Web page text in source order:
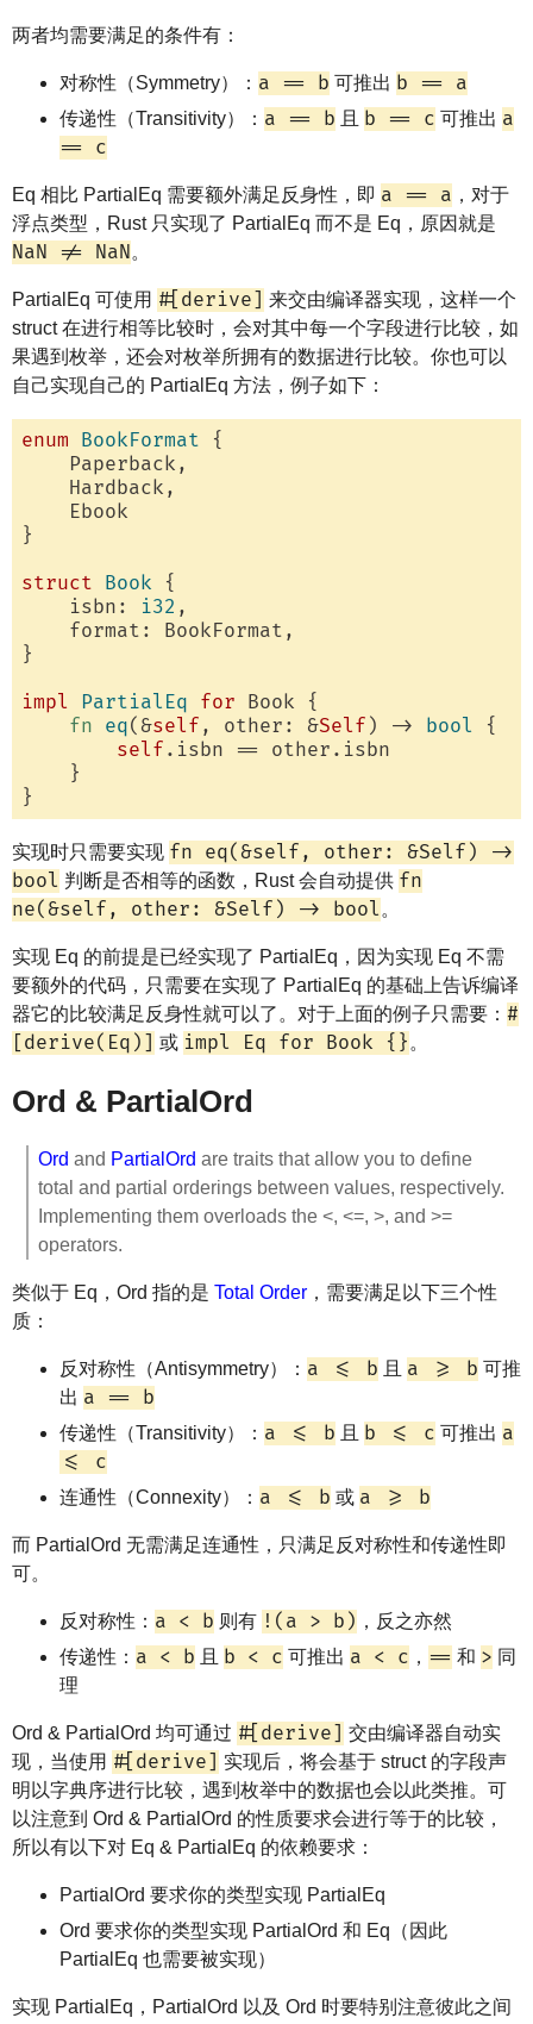
两者均需要满足的条件有：
对称性（Symmetry）： a == b 可推出 b == a
传递性（Transitivity）： a == b 且 b == c 可推出 a
== c
Eq 相比 PartialEq 需要额外满足反身性，即 a == a ，对于
浮点类型，Rust 只实现了 PartialEq 而不是 Eq，原因就是
NaN != NaN。
PartialEq 可使用 #[derive] 来交由编译器实现，这样一个
struct 在进行相等比较时，会对其中每一个字段进行比较，如
果遇到枚举，还会对枚举所拥有的数据进行比较。你也可以
自己实现自己的 PartialEq 方法，例子如下：
enum BookFormat {
    Paperback,
    Hardback,
    Ebook
}
struct Book {
    isbn:
i32 ,
    format: BookFormat,
}
impl PartialEq for Book {
fn eq(&self , other: &Self ) -> bool {
self .isbn == other.isbn
    }
实现时只需要实现 fn eq(&self, other: &Self) ->
bool 判断是否相等的函数，Rust 会自动提供 fn
ne(&self, other: &Self) -> bool 。
实现 Eq 的前提是已经实现了 PartialEq，因为实现 Eq 不需
要额外的代码，只需要在实现了 PartialEq 的基础上告诉编译
器它的比较满足反身性就可以了。对于上面的例子只需要： #
[derive(Eq)] 或 impl Eq for Book {} 。
Ord & PartialOrd
Ord and PartialOrd are traits that allow you to define
total and partial orderings between values, respectively.
Implementing them overloads the <, <=, >, and >=
operators.
类似于 Eq，Ord 指的是 Total Order ，需要满足以下三个性
质：
反对称性（Antisymmetry）： a <= b 且 a >= b 可推
出 a == b
传递性（Transitivity）： a <= b 且 b <= c 可推出 a
<= c
连通性（Connexity）： a <= b 或 a >= b
而 PartialOrd 无需满足连通性，只满足反对称性和传递性即
可。
反对称性： a < b 则有 !(a > b) ，反之亦然
传递性： a < b 且 b < c 可推出 a < c ， == 和 > 同
理
Ord & PartialOrd 均可通过 #[derive] 交由编译器自动实
现，当使用 #[derive] 实现后，将会基于 struct 的字段声
明以字典序进行比较，遇到枚举中的数据也会以此类推。可
以注意到 Ord & PartialOrd 的性质要求会进行等于的比较，
所以有以下对 Eq & PartialEq 的依赖要求：
PartialOrd 要求你的类型实现 PartialEq
Ord 要求你的类型实现 PartialOrd 和 Eq（因此
PartialEq 也需要被实现）
实现 PartialEq，PartialOrd 以及 Ord 时要特别注意彼此之间